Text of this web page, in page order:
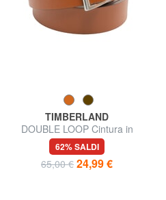
TIMBERLAND
DOUBLE LOOP Cintura in
pelle accorciabile
62% SALDI
65,00 € 24,99 €